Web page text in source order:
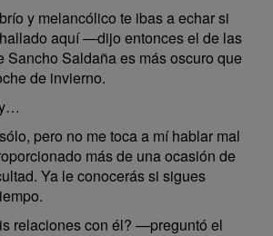
y melancólico te ibas a echar si
aquí —dijo entonces el de las
Saldaña es más oscuro que
de invierno.
pero no me toca a mí hablar mal
más de una ocasión de
Ya le conocerás si sigues
relaciones con él? —preguntó el